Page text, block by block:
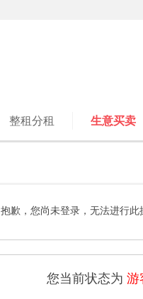
整租分租 生意买卖
抱歉，您尚未登录，无法进行此
您当前状态为 游